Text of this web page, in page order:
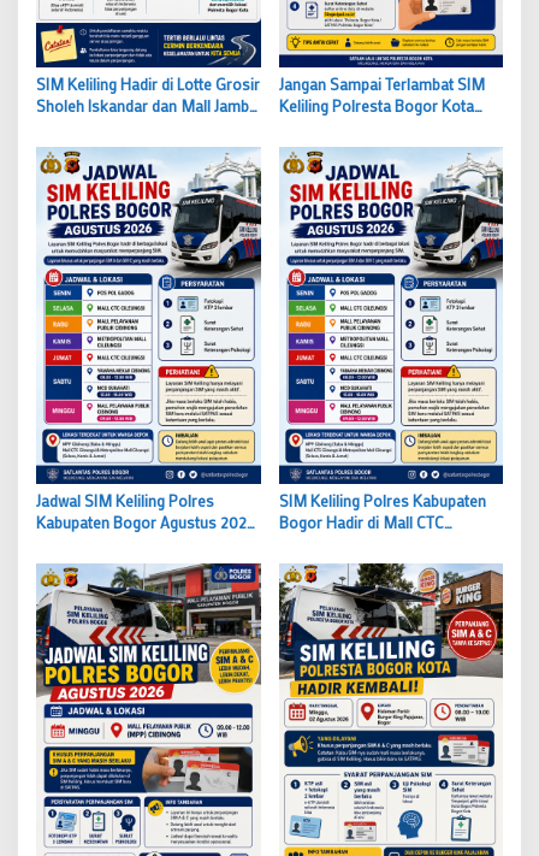
SIM Keliling Hadir di Lotte Grosir
Sholeh Iskandar dan Mall Jambu
dan Syarat Perpanjangannya
Jangan Sampai Terlambat SIM
Keliling Polresta Bogor Kota
Hari Ini Cek Syaratnya
Jadwal SIM Keliling Polres
Kabupaten Bogor Agustus 2026
Cileungsi hingga Gadog
SIM Keliling Polres Kabupaten
Bogor Hadir di Mall CTC
Agustus 2026 Catat Syarat
Perpanjangannya